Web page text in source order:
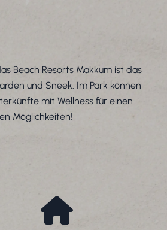
Beach Resorts Makkum ist das
und Sneek. Im Park können
mit Wellness für einen
Möglichkeiten!